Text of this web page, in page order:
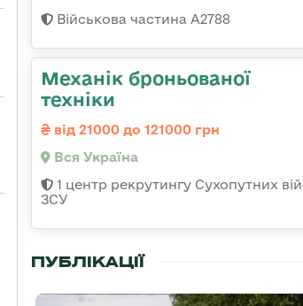
Військова частина А2788
Механік броньованої
техніки
від 21000 до 121000 грн
Вся Україна
1 центр рекрутингу Сухопутних
ЗСУ
ПУБЛІКАЦІЇ